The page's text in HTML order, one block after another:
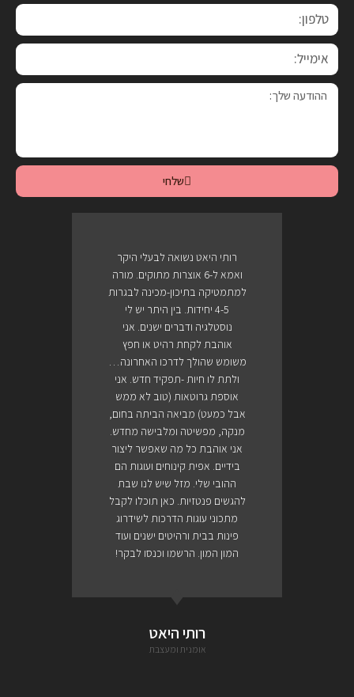
שלחי
רותי היאט נשואה לבעלי היקר
ואמא ל-6 אוצרות מתוקים. מורה
למתמטיקה בתיכון-מכינה לבגרות
4-5 יחידות. בין היתר יש לי
נוסטלגיה ודברים ישנים. אני
אוהבת לקחת רהיט או חפץ
משומש שהולך לדרכו האחרונה…
ולתת לו חיות -תפקיד חדש. אני
אוספת גרוטאות (טוב לא ממש
אבל כמעט) מביאה הביתה בחום,
מנקה, מפשיטה ומלבישה מחדש.
אני אוהבת כל מה שאפשר ליצור
בידיים. אפית קינוחים ועוגות הם
ההובי שלי. מזל שיש לנו שבת
להגשים פנטזיות. כאן תוכלו לקבל
מתכוני עוגות הדרכות לשידרוג
פינות בבית ורהיטים ישנים ועוד
המון המון. הרשמו וכנסו לבקר!
רותי היאט
אומנית ומעצבת